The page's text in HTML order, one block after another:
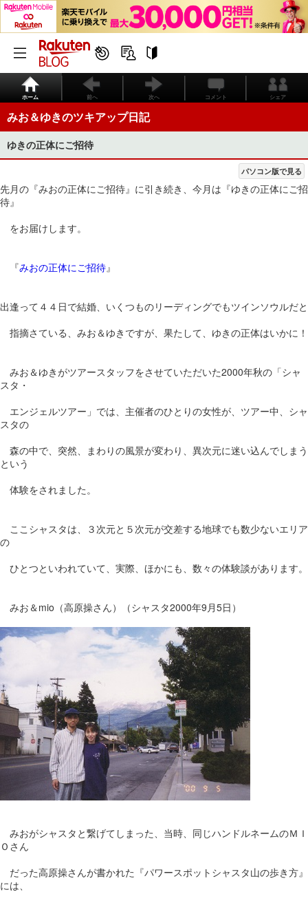
ホーム 前へ 次へ コメント シェア
みお＆ゆきのツキアップ日記
ゆきの正体にご招待
パソコン版で見る
先月の『みおの正体にご招待』に引き続き、今月は『ゆきの正体にご招
待』
をお届けします。
『みおの正体にご招待』
出逢って４４日で結婚、いくつものリーディングでもツインソウルだと
指摘さている、みお＆ゆきですが、果たして、ゆきの正体はいかに！
みお＆ゆきがツアースタッフをさせていただいた2000年秋の「シャ
スタ・
エンジェルツアー」では、主催者のひとりの女性が、ツアー中、シャ
スタの
森の中で、突然、まわりの風景が変わり、異次元に迷い込んでしまう
という
体験をされました。
ここシャスタは、３次元と５次元が交差する地球でも数少ないエリア
の
ひとつといわれていて、実際、ほかにも、数々の体験談があります。
みお＆mio（高原操さん）（シャスタ2000年9月5日）
みおがシャスタと繋げてしまった、当時、同じハンドルネームのＭＩ
Ｏさん
だった高原操さんが書かれた『パワースポットシャスタ山の歩き方』
には、